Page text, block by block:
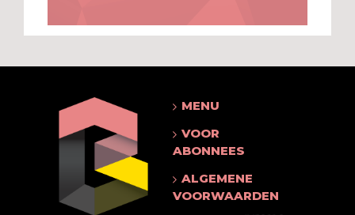
MENU
VOOR
ABONNEES
ALGEMENE
VOORWAARDEN